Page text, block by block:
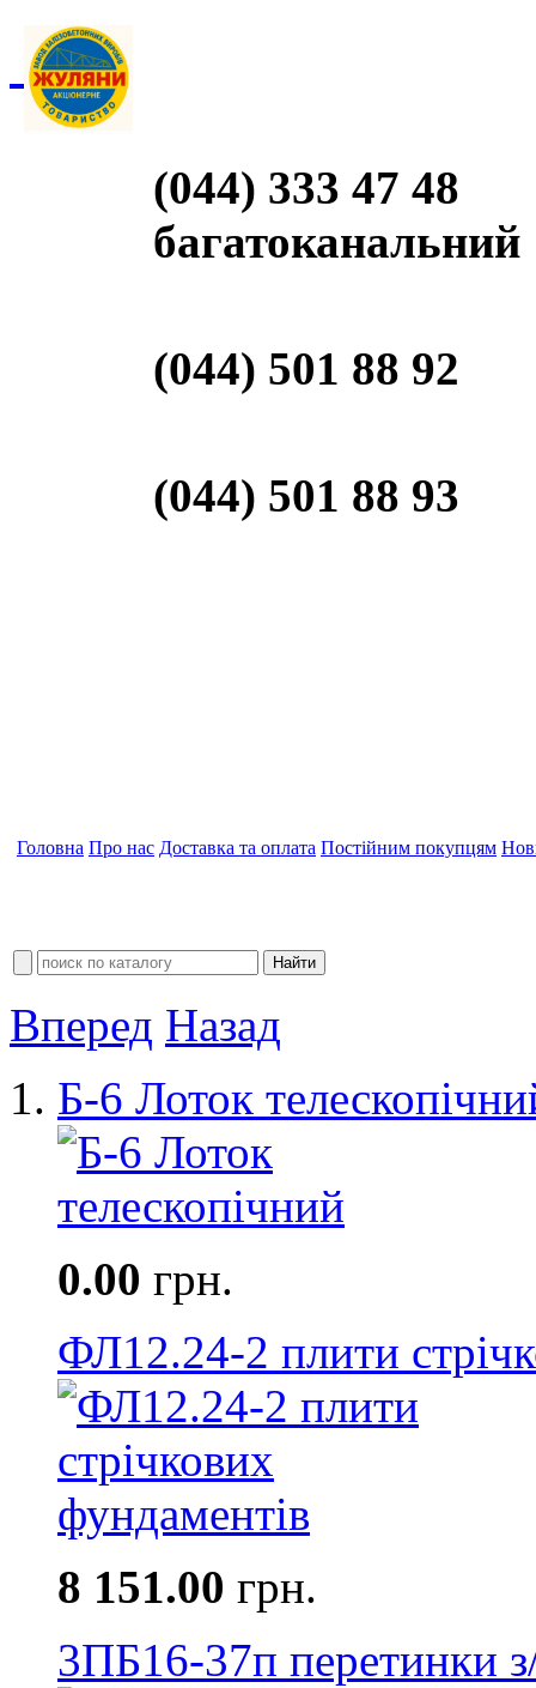
(044) 333 47 48
багатоканальний
(044) 501 88 92
(044) 501 88 93
Головна Про нас Доставка та оплата Постійним покупцям
Вперед Назад
Б-6 Лоток
0.00 грн.
ФЛ12.24-2 плити
8 151.00 грн.
3ПБ16-37п перетинки